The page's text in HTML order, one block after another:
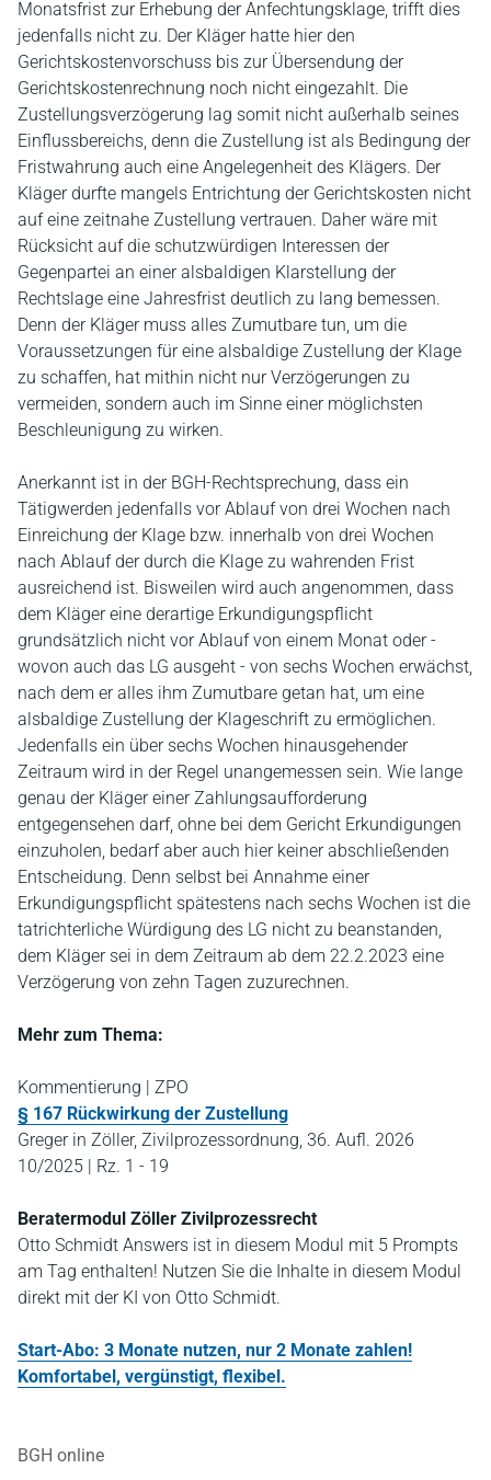
Monatsfrist zur Erhebung der Anfechtungsklage, trifft dies
jedenfalls nicht zu. Der Kläger hatte hier den
Gerichtskostenvorschuss bis zur Übersendung der
Gerichtskostenrechnung noch nicht eingezahlt. Die
Zustellungsverzögerung lag somit nicht außerhalb seines
Einflussbereichs, denn die Zustellung ist als Bedingung der
Fristwahrung auch eine Angelegenheit des Klägers. Der
Kläger durfte mangels Entrichtung der Gerichtskosten nicht
auf eine zeitnahe Zustellung vertrauen. Daher wäre mit
Rücksicht auf die schutzwürdigen Interessen der
Gegenpartei an einer alsbaldigen Klarstellung der
Rechtslage eine Jahresfrist deutlich zu lang bemessen.
Denn der Kläger muss alles Zumutbare tun, um die
Voraussetzungen für eine alsbaldige Zustellung der Klage
zu schaffen, hat mithin nicht nur Verzögerungen zu
vermeiden, sondern auch im Sinne einer möglichsten
Beschleunigung zu wirken.
Anerkannt ist in der BGH-Rechtsprechung, dass ein
Tätigwerden jedenfalls vor Ablauf von drei Wochen nach
Einreichung der Klage bzw. innerhalb von drei Wochen
nach Ablauf der durch die Klage zu wahrenden Frist
ausreichend ist. Bisweilen wird auch angenommen, dass
dem Kläger eine derartige Erkundigungspflicht
grundsätzlich nicht vor Ablauf von einem Monat oder -
wovon auch das LG ausgeht - von sechs Wochen erwächst,
nach dem er alles ihm Zumutbare getan hat, um eine
alsbaldige Zustellung der Klageschrift zu ermöglichen.
Jedenfalls ein über sechs Wochen hinausgehender
Zeitraum wird in der Regel unangemessen sein. Wie lange
genau der Kläger einer Zahlungsaufforderung
entgegensehen darf, ohne bei dem Gericht Erkundigungen
einzuholen, bedarf aber auch hier keiner abschließenden
Entscheidung. Denn selbst bei Annahme einer
Erkundigungspflicht spätestens nach sechs Wochen ist die
tatrichterliche Würdigung des LG nicht zu beanstanden,
dem Kläger sei in dem Zeitraum ab dem 22.2.2023 eine
Verzögerung von zehn Tagen zuzurechnen.
Mehr zum Thema:
Kommentierung | ZPO
§ 167 Rückwirkung der Zustellung
Greger in Zöller, Zivilprozessordnung, 36. Aufl. 2026
10/2025 | Rz. 1 - 19
Beratermodul Zöller Zivilprozessrecht
Otto Schmidt Answers ist in diesem Modul mit 5 Prompts
am Tag enthalten! Nutzen Sie die Inhalte in diesem Modul
direkt mit der KI von Otto Schmidt.
Start-Abo: 3 Monate nutzen, nur 2 Monate zahlen!
Komfortabel, vergünstigt, flexibel.
BGH online